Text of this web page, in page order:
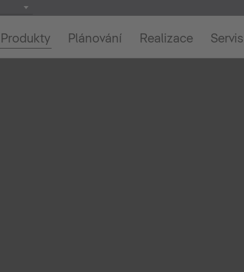
Produkty Plánování Realizace Servis